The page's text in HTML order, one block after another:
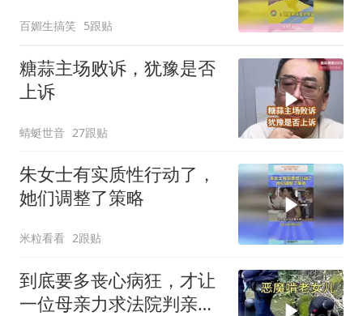
百媚生搞笑 5跟贴
糖蒜主场败诉，犹豫是否
上诉
蜻蜓世音 27跟贴
朱女士有实质性行动了，
她们调整了策略
米粒看看 2跟贴
到底要多丧心病狂，才让
一位母亲力求法院判亲女